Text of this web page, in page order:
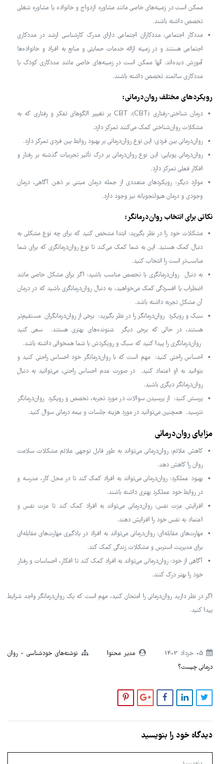
ممکن است در زمینه‌های خاصی مانند مشاوره ازدواج و خانواده یا مشاوره شغلی
تخصص داشته باشند.
مددکار اجتماعی: مددکاران اجتماعی دارای مدرک کارشناسی ارشد در مددکاری
اجتماعی هستند و در زمینه ارائه خدمات حمایتی و منابع به افراد و خانواده‌ها
آموزش دیده‌اند. آنها ممکن است در زمینه‌های خاصی مانند مددکاری کودک یا
مددکاری سالمند تخصص داشته باشند.
رویکردهای مختلف روان‌درمانی:
درمان شناختی-رفتاری (CBT): CBT بر تغییر الگوهای تفکر و رفتاری که به
مشکلات روان‌شناختی کمک می‌کنند تمرکز دارد.
روان‌درمانی بین فردی: این نوع روان‌درمانی بر بهبود روابط بین فردی تمرکز دارد.
روان‌درمانی پویایی: این نوع روان‌درمانی بر درک تأثیر تجربیات گذشته بر رفتار و
افکار فعلی تمرکز دارد.
موارد دیگر: رویکردهای متعددی از جمله درمان مبتنی بر ذهن آگاهی، درمان
وجودی و درمان هیولتجویانه نیز وجود دارد.
نکاتی برای انتخاب روان‌درمانگر:
مشکلات خود را در نظر بگیرید: ابتدا مشخص کنید که برای چه نوع مشکلی به
دنبال کمک هستید. این به شما کمک می‌کند تا نوع روان‌درمانگری که برای شما
مناسب‌تر است را انتخاب کنید.
به دنبال روان‌درمانگری با تخصص مناسب باشید: اگر برای مشکل خاصی مانند
اضطراب یا افسردگی کمک می‌خواهید، به دنبال روان‌درمانگری باشید که در درمان
آن مشکل تجربه داشته باشد.
سبک و رویکرد روان‌درمانگر را در نظر بگیرید: برخی از روان‌درمانگران مستقیم‌تر
هستند، در حالی که برخی دیگر شنونده‌های بهتری هستند. سعی کنید
روان‌درمانگری را پیدا کنید که سبک و رویکردش با شما همخوانی داشته باشد.
احساس راحتی کنید: مهم است که با روان‌درمانگر خود احساس راحتی کنید و
بتوانید به او اعتماد کنید. در صورت عدم احساس راحتی، می‌توانید به دنبال
روان‌درمانگر دیگری باشید.
پرسش کنید: از پرسیدن سوالات در مورد تجربه، تخصص و رویکرد روان‌درمانگر
نترسید. همچنین می‌توانید در مورد هزینه جلسات و بیمه درمانی سوال کنید.
مزایای روان‌درمانی
کاهش علائم: روان‌درمانی می‌تواند به طور قابل توجهی علائم مشکلات سلامت
روان را کاهش دهد.
بهبود عملکرد: روان‌درمانی می‌تواند به افراد کمک کند تا در محل کار، مدرسه و
در روابط خود عملکرد بهتری داشته باشند.
افزایش عزت نفس: روان‌درمانی می‌تواند به افراد کمک کند تا عزت نفس و
اعتماد به نفس خود را افزایش دهند.
مهارت‌های مقابله‌ای: روان‌درمانی می‌تواند به افراد در یادگیری مهارت‌های مقابله‌ای
برای مدیریت استرس و مشکلات زندگی کمک کند.
آگاهی از خود: روان‌درمانی می‌تواند به افراد کمک کند تا افکار، احساسات و رفتار
خود را بهتر درک کنند.
اگر در نظر دارید روان‌درمانی را امتحان کنید، مهم است که یک روان‌درمانگر واجد شرایط
پیدا کنید.
مدیر محتوا نوشته‌های خودشناسی
روان
درمانی چیست؟
دیدگاه خود را بنویسید